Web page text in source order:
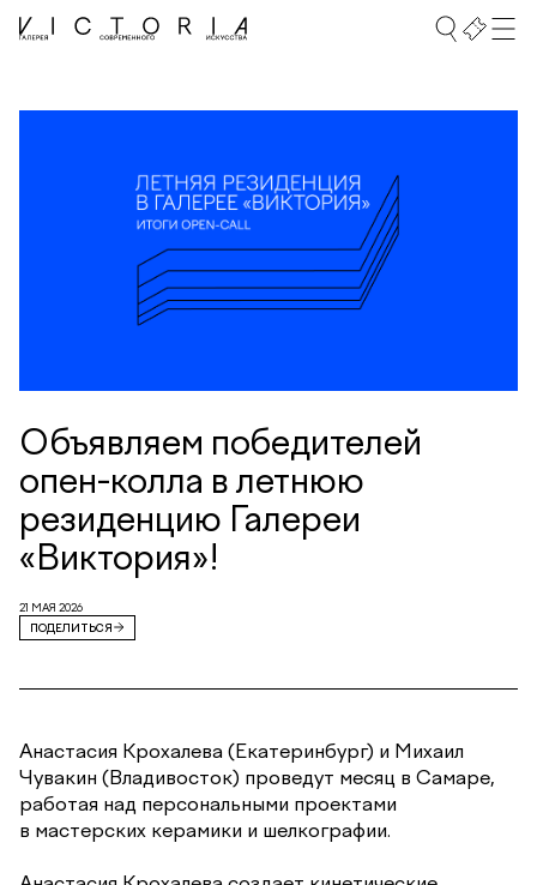
Объявляем победителей
опен-колла в летнюю
резиденцию Галереи
«Виктория»!
21 МАЯ 2026
ПОДЕЛИТЬСЯ
Анастасия Крохалева (Екатеринбург) и Михаил
Чувакин (Владивосток) проведут месяц в Самаре,
работая над персональными проектами
в мастерских керамики и шелкографии.